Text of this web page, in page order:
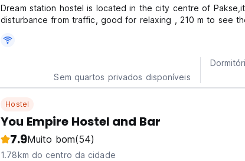
Dream station hostel is located in the city centre of
disturbance from traffic, good for relaxing , 210 m to see
out , No smoking dorms, service buffet...
Sem quartos privados disponíveis
Hostel
You Empire Hostel and Bar
7.9Muito bom(54)
1.78km do centro da cidade